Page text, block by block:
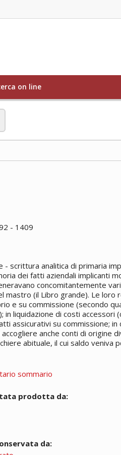
on line
- 1409
- scrittura analitica di primaria
dei fatti aziendali implicanti
concomitantemente
mastro (il Libro grande). Le loro
e su commissione (secondo
in liquidazione di costi
assicurativi su commissione;
anche conti di origine
abituale, il cui saldo
sommario
prodotta da:
da: